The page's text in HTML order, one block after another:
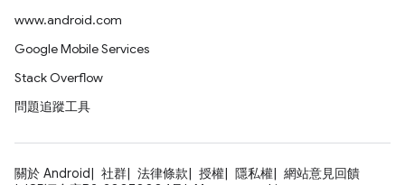
www.android.com
Google Mobile Services
Stack Overflow
問題追蹤工具
關於 Android 社群 法律條款 授權 隱私權
網站意見回饋